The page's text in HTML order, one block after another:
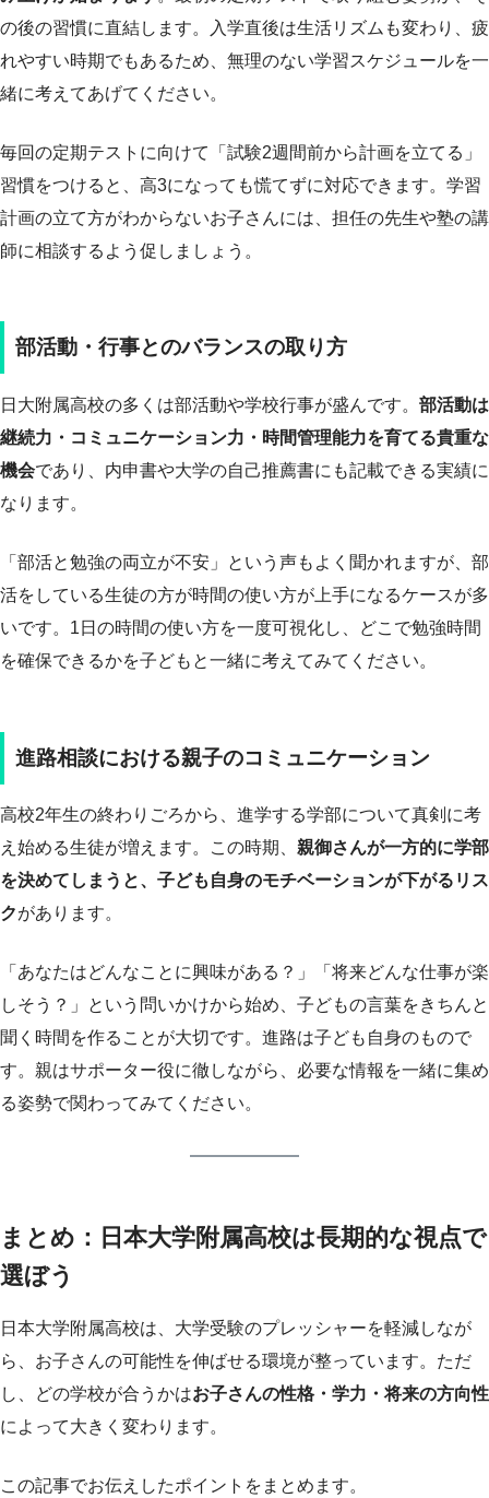
の後の習慣に直結します。入学直後は生活リズムも変わり、疲
れやすい時期でもあるため、無理のない学習スケジュールを一
緒に考えてあげてください。
毎回の定期テストに向けて「試験2週間前から計画を立てる」
習慣をつけると、高3になっても慌てずに対応できます。学習
計画の立て方がわからないお子さんには、担任の先生や塾の講
師に相談するよう促しましょう。
部活動・行事とのバランスの取り方
日大附属高校の多くは部活動や学校行事が盛んです。 部活動は
継続力・コミュニケーション力・時間管理能力を育てる貴重な
機会であり、内申書や大学の自己推薦書にも記載できる実績に
なります。
「部活と勉強の両立が不安」という声もよく聞かれますが、部
活をしている生徒の方が時間の使い方が上手になるケースが多
いです。1日の時間の使い方を一度可視化し、どこで勉強時間
を確保できるかを子どもと一緒に考えてみてください。
進路相談における親子のコミュニケーション
高校2年生の終わりごろから、進学する学部について真剣に考
え始める生徒が増えます。この時期、 親御さんが一方的に学部
を決めてしまうと、子ども自身のモチベーションが下がるリス
クがあります。
「あなたはどんなことに興味がある？」「将来どんな仕事が楽
しそう？」という問いかけから始め、子どもの言葉をきちんと
聞く時間を作ることが大切です。進路は子ども自身のもので
す。親はサポーター役に徹しながら、必要な情報を一緒に集め
る姿勢で関わってみてください。
まとめ：日本大学附属高校は長期的な視点で
選ぼう
日本大学附属高校は、大学受験のプレッシャーを軽減しなが
ら、お子さんの可能性を伸ばせる環境が整っています。ただ
し、どの学校が合うかはお子さんの性格・学力・将来の方向性
によって大きく変わります。
この記事でお伝えしたポイントをまとめます。